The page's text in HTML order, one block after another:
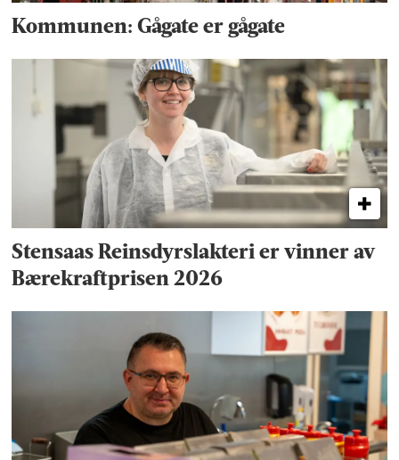
Kommunen: Gågate er gågate
Stensaas Reinsdyrslakteri er vinner av
Bærekraftprisen 2026